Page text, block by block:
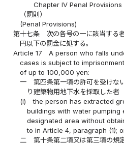
Chapter IV Penal Provisions
（罰則）
(Penal Provisions)
第十七条
次の各号の一に該当する
円以下の罰金に処する。
Article 17
A person who falls
cases is subject to
of up to 100,000 yen:
一
第四条第一項の許可を受けな
り建築物用地下水を採取した者
(i)
the person has extracted
buildings with water pumping
designated area without
to in Article 4, paragraph (1);
二
第十条第二項又は第三項の規